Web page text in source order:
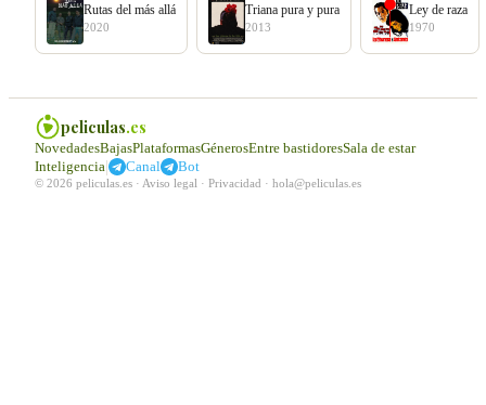
Rutas del más allá
2020
Triana pura y pura
2013
Ley de raza
1970
peliculas.es
NovedadesBajasPlataformasGénerosEntre bastidoresSala de estar
Inteligencia| Canal Bot
© 2026 peliculas.es · Aviso legal · Privacidad · hola@peliculas.es